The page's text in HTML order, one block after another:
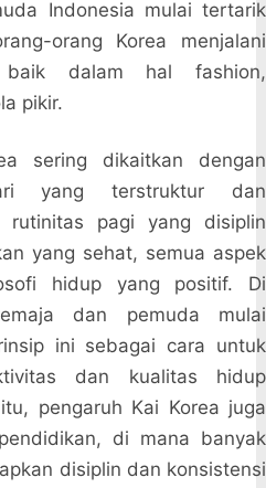
Indonesia mulai tertarik
orang Korea menjalani
baik dalam hal fashion,
pikir.
sering dikaitkan dengan
yang terstruktur dan
rutinitas pagi yang disiplin
yang sehat, semua aspek
hidup yang positif. Di
dan pemuda mulai
ini sebagai cara untuk
dan kualitas hidup
pengaruh Kai Korea juga
di mana banyak
disiplin dan konsistensi